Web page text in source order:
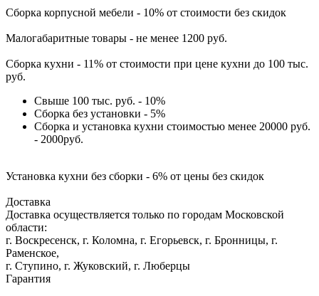
Сборка корпусной мебели - 10% от стоимости без скидок
Малогабаритные товары - не менее 1200 руб.
Сборка кухни - 11% от стоимости при цене кухни до 100 тыс.
руб.
Свыше 100 тыс. руб. - 10%
Сборка без установки - 5%
Сборка и установка кухни стоимостью менее 20000 руб.
- 2000руб.
Установка кухни без сборки - 6% от цены без скидок
Доставка
Доставка осуществляется только по городам Московской
области:
г. Воскресенск, г. Коломна, г. Егорьевск, г. Бронницы, г.
Раменское,
г. Ступино, г. Жуковский, г. Люберцы
Гарантия